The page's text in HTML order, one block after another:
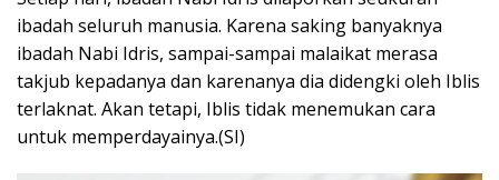
ibadah seluruh manusia. Karena saking banyaknya
ibadah Nabi Idris, sampai-sampai malaikat merasa
takjub kepadanya dan karenanya dia didengki oleh Iblis
terlaknat. Akan tetapi, Iblis tidak menemukan cara
untuk memperdayainya.(SI)